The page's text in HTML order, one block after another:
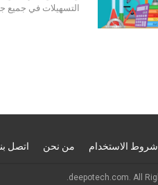
التسهيلات في جميع
شروط الاستخدام من نحن اتصل